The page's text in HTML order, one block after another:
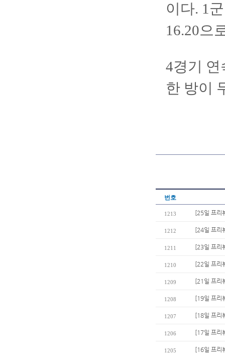
이다. 1
16.20으
4경기 연
한 방이
번호
1213 [25일 프리
1212 [24일 프리
1211 [23일 프리
1210 [22일 프리
1209 [21일 프리
1208 [19일 프리
1207 [18일 프리
1206 [17일 프리
1205 [16일 프리